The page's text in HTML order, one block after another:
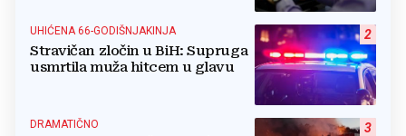
2
UHIĆENA 66-GODIŠNJAKINJA
Stravičan zločin u BiH: Supruga
usmrtila muža hitcem u glavu
3
DRAMATIČNO